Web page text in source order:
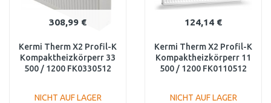
308,99 €
Kermi Therm X2 Profil-K
Kompaktheizkörperr 33
500 / 1200 FK0330512
NICHT AUF LAGER
124,14 €
Kermi Therm X2 Profil-K
Kompaktheizkörperr 11
500 / 1200 FK0110512
NICHT AUF LAGER